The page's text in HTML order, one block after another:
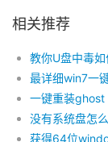
相关推荐
教你U盘中毒
最详细win7一
一键重装ghost
没有系统盘怎
获得64位